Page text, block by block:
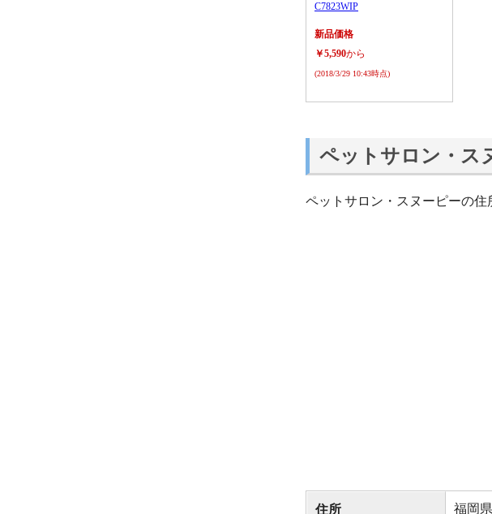
C7823WIP
新品価格
￥5,590から
(2018/3/29 10:43時点)
ペットサロン・ス
ペットサロン・スヌーピーの住
住所 福岡